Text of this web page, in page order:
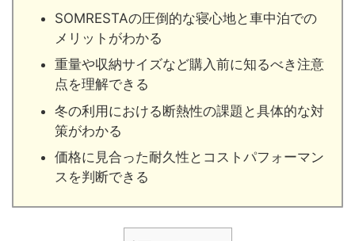
SOMRESTAの圧倒的な寝心地と車中泊での
メリットがわかる
重量や収納サイズなど購入前に知るべき注意
点を理解できる
冬の利用における断熱性の課題と具体的な対
策がわかる
価格に見合った耐久性とコストパフォーマン
スを判断できる